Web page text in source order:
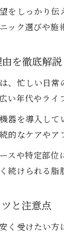
をしっかり
ック選びや施
を徹底解説
、忙しい日
い年代やライ
器を導入し
なケアやア
スや特定部
続けられる脂
と注意点
く受けたい